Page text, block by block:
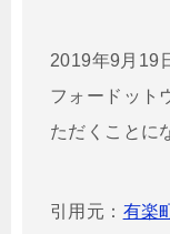
2019年9月19
フォードット
ただくことに
引用元： 有楽